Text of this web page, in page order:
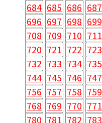
684 685 686 687
696 697 698 699
708 709 710 711
720 721 722 723
732 733 734 735
744 745 746 747
756 757 758 759
768 769 770 771
780 781 782 783